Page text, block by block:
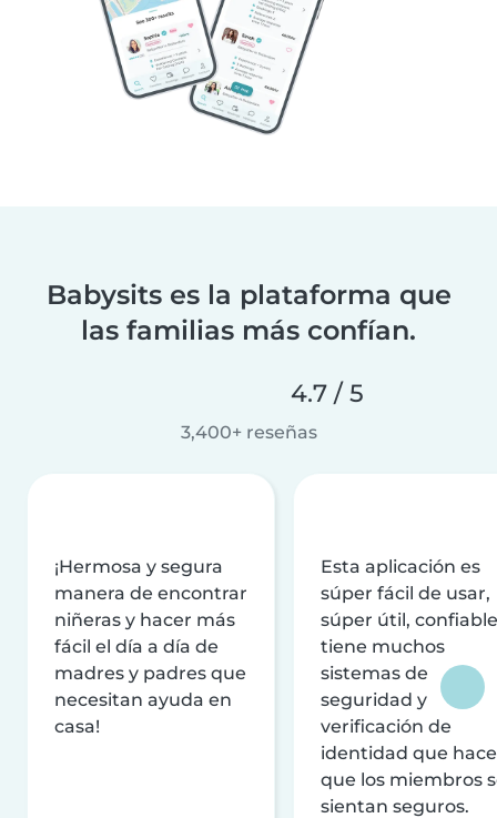
Babysits es la plataforma que
las familias más confían.
4.7 / 5
3,400+ reseñas
¡Hermosa y segura
manera de encontrar
niñeras y hacer más
fácil el día a día de
madres y padres que
necesitan ayuda en
casa!
Esta aplicación es
súper fácil de usar,
súper útil,
tiene muchos
sistemas de
seguridad y
verificación de
identidad que
que los miembros
sientan seguros.